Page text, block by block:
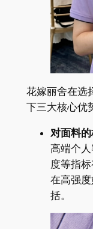
花嫁丽舍在选
下三大核心优
对面料的
高端个
度等指
在高强
括。